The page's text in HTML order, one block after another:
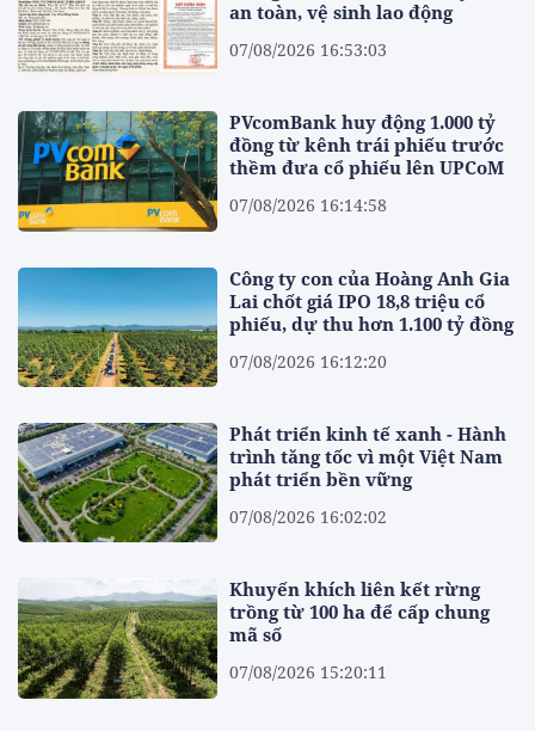
an toàn, vệ sinh lao động
07/08/2026 16:53:03
PVcomBank huy động 1.000 tỷ
đồng từ kênh trái phiếu trước
thềm đưa cổ phiếu lên UPCoM
07/08/2026 16:14:58
Công ty con của Hoàng Anh Gia
Lai chốt giá IPO 18,8 triệu cổ
phiếu, dự thu hơn 1.100 tỷ đồng
07/08/2026 16:12:20
Phát triển kinh tế xanh - Hành
trình tăng tốc vì một Việt Nam
phát triển bền vững
07/08/2026 16:02:02
Khuyến khích liên kết rừng
trồng từ 100 ha để cấp chung
mã số
07/08/2026 15:20:11